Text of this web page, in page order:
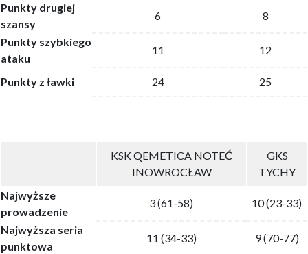
Punkty drugiej
szansy
6
8
Punkty szybkiego
ataku
11 12
Punkty z ławki 24 25
KSK QEMETICA NOTEĆ
INOWROCŁAW
GKS
TYCHY
Najwyższe
prowadzenie
3 (61-58) 10 (23-33)
Najwyższa seria
punktowa
11 (34-33)
9 (70-77)